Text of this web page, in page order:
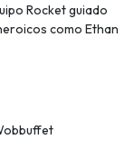
Rocket guiado
como Ethan